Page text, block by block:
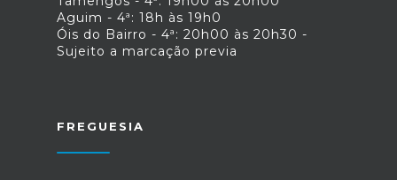
Aguim - 4ª: 18h às 19h0
Óis do Bairro - 4ª: 20h00 às 20h30 -
Sujeito a marcação previa
FREGUESIA